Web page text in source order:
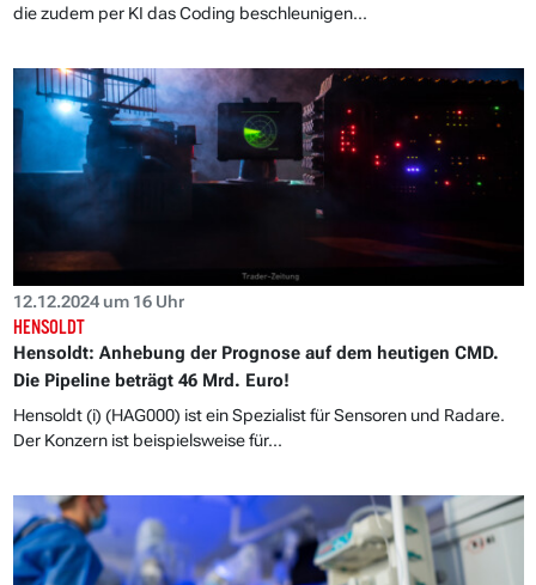
die zudem per KI das Coding beschleunigen...
12.12.2024 um 16 Uhr
HENSOLDT
Hensoldt: Anhebung der Prognose auf dem heutigen CMD.
Die Pipeline beträgt 46 Mrd. Euro!
Hensoldt (i) (HAG000) ist ein Spezialist für Sensoren und Radare.
Der Konzern ist beispielsweise für...